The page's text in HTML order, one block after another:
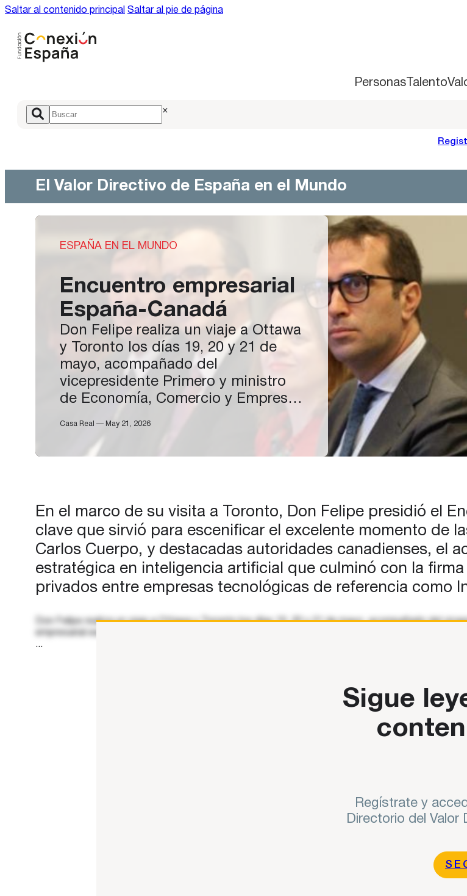
Saltar al contenido principal Saltar al pie de página
PersonasTalento
×
El Valor Directivo de España en el Mundo
ESPAÑA EN EL MUNDO
Encuentro empresarial
España-Canadá
Don Felipe realiza un viaje a Ottawa
y Toronto los días 19, 20 y 21 de
mayo, acompañado del
vicepresidente Primero y ministro
de Economía, Comercio y Empresa,
española. A su llegada al
Rey fue recibido por el ministro de
Transportes…
Casa Real — May 21, 2026
En el marco de su visita a Toronto, Don Felipe presidió el
clave que sirvió para escenificar el excelente momento de
Carlos Cuerpo, y destacadas autoridades canadienses, el
estratégica en inteligencia artificial que culminó con la
privados entre empresas tecnológicas de referencia como
Don Felipe realiza un viaje a Ottawa y Toronto los días 19, 20 y 21 de mayo, acompañado del
...
Sigue
Regístrate y
Directorio del Valor